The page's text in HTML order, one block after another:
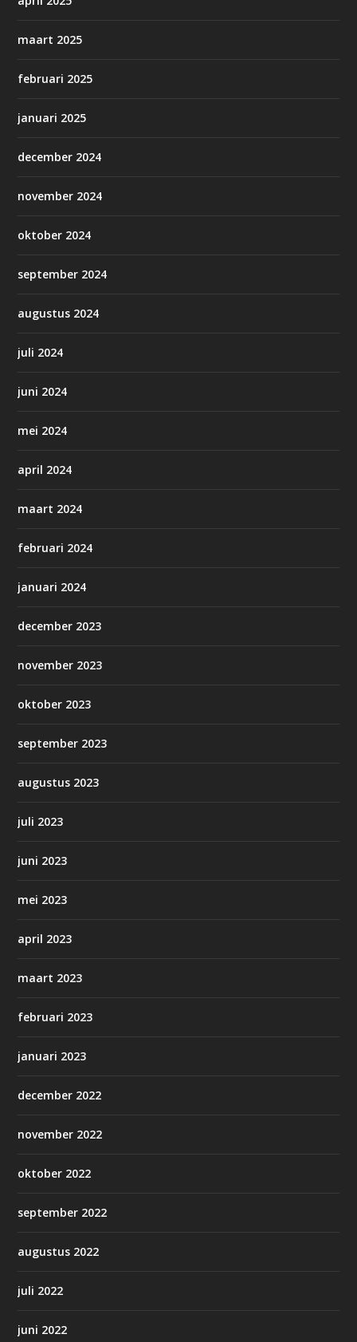
maart 2025
februari 2025
januari 2025
december 2024
november 2024
oktober 2024
september 2024
augustus 2024
juli 2024
juni 2024
mei 2024
april 2024
maart 2024
februari 2024
januari 2024
december 2023
november 2023
oktober 2023
september 2023
augustus 2023
juli 2023
juni 2023
mei 2023
april 2023
maart 2023
februari 2023
januari 2023
december 2022
november 2022
oktober 2022
september 2022
augustus 2022
juli 2022
juni 2022